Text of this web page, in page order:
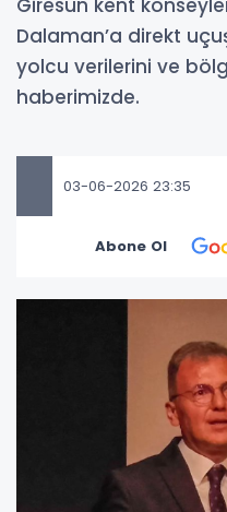
Giresun kent
Dalaman’a direkt
yolcu verilerini ve
haberimizde.
03-06-2026 23:35
Abone Ol